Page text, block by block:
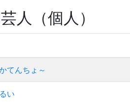
人（個人）
てんちょ～
い